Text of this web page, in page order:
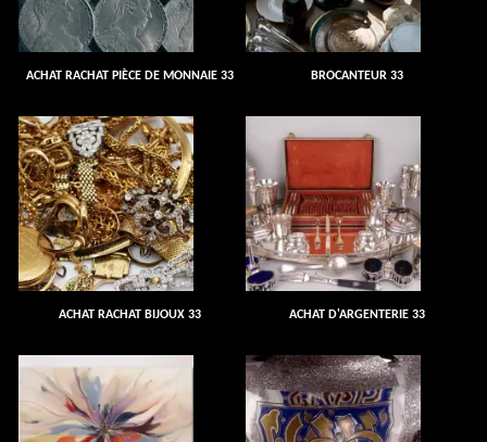
ACHAT RACHAT PIÈCE DE MONNAIE 33 BROCANTEUR 33
ACHAT RACHAT BIJOUX 33 ACHAT D'ARGENTERIE 33